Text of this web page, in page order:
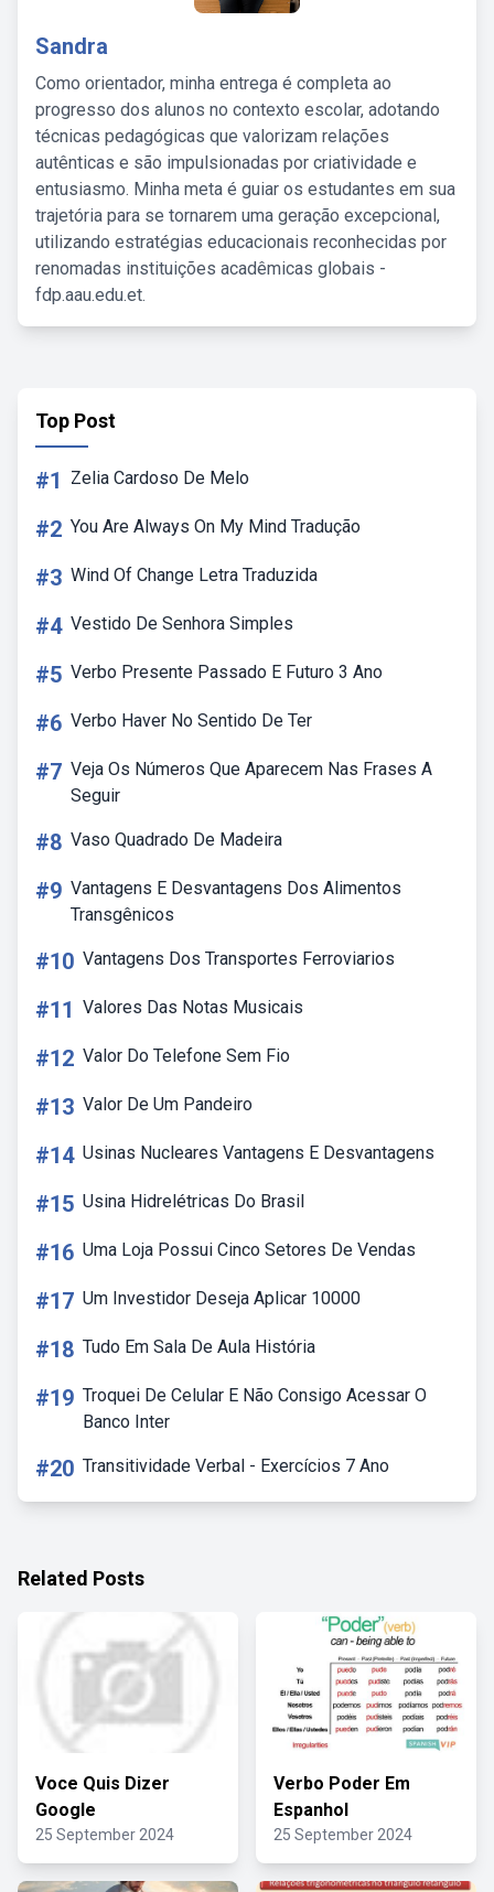
Sandra
Como orientador, minha entrega é completa ao
progresso dos alunos no contexto escolar, adotando
técnicas pedagógicas que valorizam relações
autênticas e são impulsionadas por criatividade e
entusiasmo. Minha meta é guiar os estudantes em sua
trajetória para se tornarem uma geração excepcional,
utilizando estratégias educacionais reconhecidas por
renomadas instituições acadêmicas globais -
fdp.aau.edu.et.
Top Post
#1 Zelia Cardoso De Melo
#2 You Are Always On My Mind Tradução
#3 Wind Of Change Letra Traduzida
#4 Vestido De Senhora Simples
#5 Verbo Presente Passado E Futuro 3 Ano
#6 Verbo Haver No Sentido De Ter
#7 Veja Os Números Que Aparecem Nas Frases A
Seguir
#8 Vaso Quadrado De Madeira
#9 Vantagens E Desvantagens Dos Alimentos
Transgênicos
#10 Vantagens Dos Transportes Ferroviarios
#11 Valores Das Notas Musicais
#12 Valor Do Telefone Sem Fio
#13 Valor De Um Pandeiro
#14 Usinas Nucleares Vantagens E Desvantagens
#15 Usina Hidrelétricas Do Brasil
#16 Uma Loja Possui Cinco Setores De Vendas
#17 Um Investidor Deseja Aplicar 10000
#18 Tudo Em Sala De Aula História
#19 Troquei De Celular E Não Consigo Acessar O
Banco Inter
#20 Transitividade Verbal - Exercícios 7 Ano
Related Posts
Voce Quis Dizer
Google
25 September 2024
Verbo Poder Em
Espanhol
25 September 2024